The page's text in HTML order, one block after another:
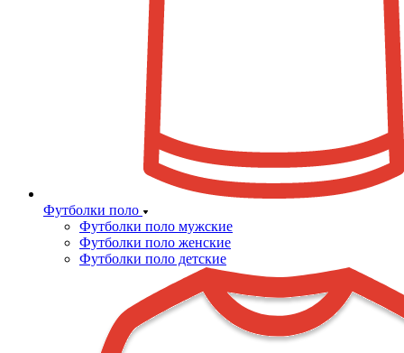
Футболки поло
Футболки поло мужские
Футболки поло женские
Футболки поло детские